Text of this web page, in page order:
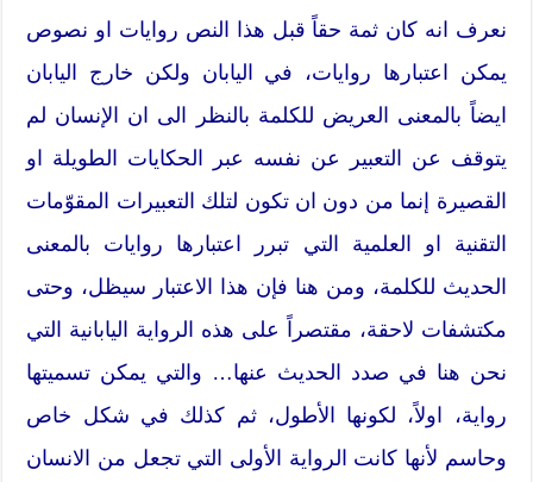
نعرف انه كان ثمة حقاً قبل هذا النص روايات او نصوص
يمكن اعتبارها روايات، في اليابان ولكن خارج اليابان
ايضاً بالمعنى العريض للكلمة بالنظر الى ان الإنسان لم
يتوقف عن التعبير عن نفسه عبر الحكايات الطويلة او
القصيرة إنما من دون ان تكون لتلك التعبيرات المقوّمات
التقنية او العلمية التي تبرر اعتبارها روايات بالمعنى
الحديث للكلمة، ومن هنا فإن هذا الاعتبار سيظل، وحتى
مكتشفات لاحقة، مقتصراً على هذه الرواية اليابانية التي
نحن هنا في صدد الحديث عنها… والتي يمكن تسميتها
رواية، اولاً، لكونها الأطول، ثم كذلك في شكل خاص
وحاسم لأنها كانت الرواية الأولى التي تجعل من الانسان